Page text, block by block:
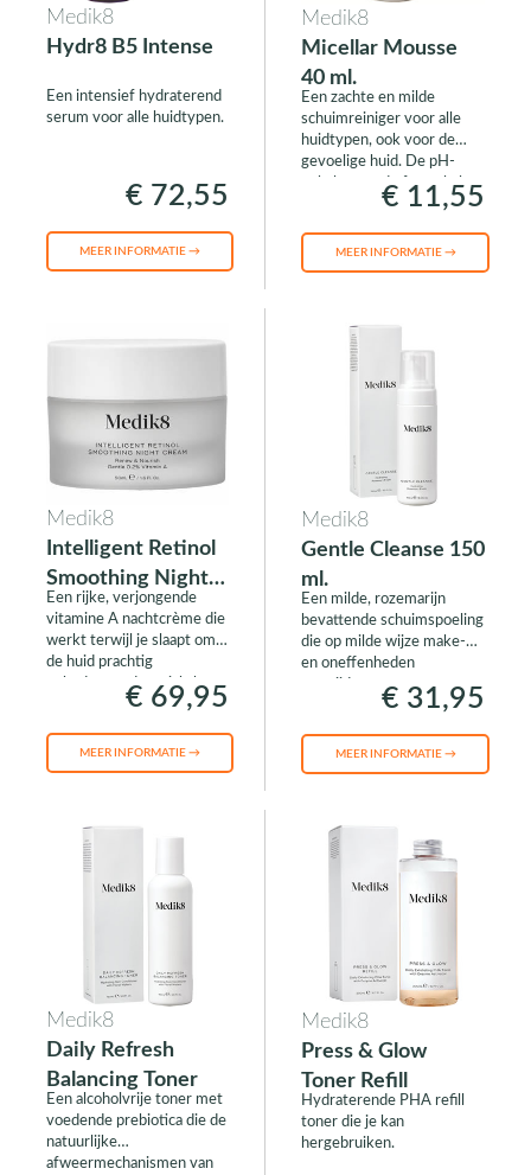
Medik8
Hydr8 B5 Intense
Een intensief hydraterend
serum voor alle huidtypen.
€ 72,55
MEER INFORMATIE →
Medik8
Micellar Mousse
40 ml.
Een zachte en milde
schuimreiniger voor alle
huidtypen, ook voor de
gevoelige huid. De pH-
gebalanceerde formule lost
vuil en make-up snel op.
€ 11,55
MEER INFORMATIE →
Medik8
Intelligent Retinol
Smoothing Night
Cream
Een rijke, verjongende
vitamine A nachtcrème die
werkt terwijl je slaapt om
de huid prachtig
gehydrateerd en zichtbaar
jeugdiger te maken.
€ 69,95
MEER INFORMATIE →
Medik8
Gentle Cleanse 150
ml.
Een milde, rozemarijn
bevattende schuimspoeling
die op milde wijze make-up
en oneffenheden
€ 31,95
MEER INFORMATIE →
Medik8
Daily Refresh
Balancing Toner
Een alcoholvrije toner met
voedende prebiotica die de
natuurlijke
afweermechanismen van
Medik8
Press & Glow
Toner Refill
Hydraterende PHA refill
toner die je kan
hergebruiken.